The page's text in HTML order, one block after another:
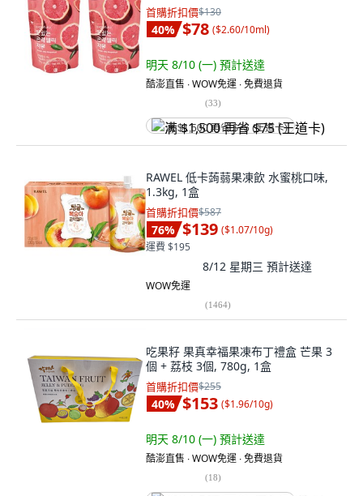
首購折扣價$130
40% $78 ($2.60/10ml)
明天 8/10 (一) 預計送達
酷澎直售 ∙ WOW免運 ∙ 免費退貨
(33)
满 $1,500 再省 $75 (王道卡)
RAWEL 低卡蒟蒻果凍飲 水蜜桃口味,
1.3kg, 1盒
首購折扣價$587
76% $139 ($1.07/10g)
運費 $195
8/12 星期三 預計送達
WOW免運
(1464)
吃果籽 果真幸福果凍布丁禮盒 芒果 3
個 + 荔枝 3個, 780g, 1盒
首購折扣價$255
40% $153 ($1.96/10g)
明天 8/10 (一) 預計送達
酷澎直售 ∙ WOW免運 ∙ 免費退貨
(18)